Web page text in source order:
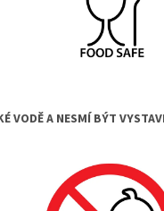
VODĚ A NESMÍ BÝT